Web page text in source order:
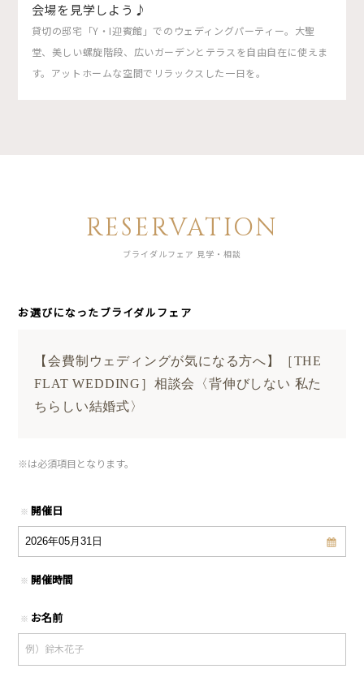
会場を見学しよう♪
貸切の邸宅「Y・I迎賓館」でのウェディングパーティー。大聖
堂、美しい螺旋階段、広いガーデンとテラスを自由自在に使えま
す。アットホームな空間でリラックスした一日を。
RESERVATION
ブライダルフェア 見学・相談
お選びになったブライダルフェア
【会費制ウェディングが気になる方へ】［THE
FLAT WEDDING］相談会〈背伸びしない 私た
ちらしい結婚式〉
※は必須項目となります。
※ 開催日
※ 開催時間
※ お名前